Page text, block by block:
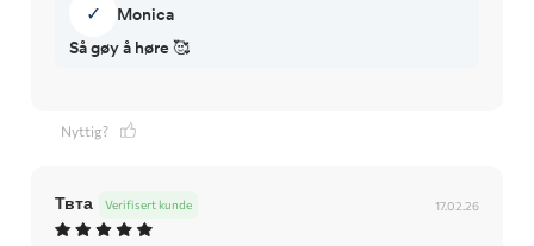
✓
Monica
Så gøy å høre 🥰
Nyttig?
Твта 17.02.26
Verifisert kunde